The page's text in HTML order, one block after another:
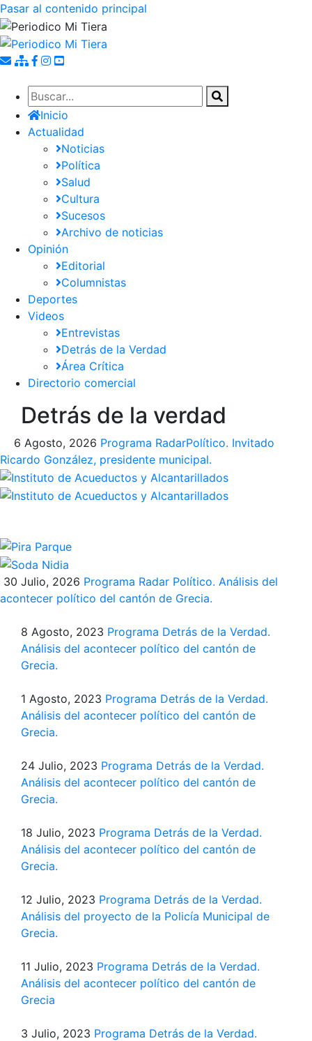
Pasar al contenido principal
Inicio
Actualidad
Noticias
Política
Salud
Cultura
Sucesos
Archivo de noticias
Opinión
Editorial
Columnistas
Deportes
Videos
Entrevistas
Detrás de la Verdad
Área Crítica
Directorio comercial
Detrás de la verdad
6 Agosto, 2026 Programa​ RadarPolítico​. Invitado
Ricardo González, presidente municipal.
30 Julio, 2026 Programa Radar Político. Análisis del
acontecer político del cantón de Grecia.
8 Agosto, 2023 Programa Detrás de la Verdad.
Análisis del acontecer político del cantón de
Grecia.
1 Agosto, 2023 Programa Detrás de la Verdad.
Análisis del acontecer político del cantón de
Grecia.
24 Julio, 2023 Programa Detrás de la Verdad.
Análisis del acontecer político del cantón de
Grecia.
18 Julio, 2023 Programa Detrás de la Verdad.
Análisis del acontecer político del cantón de
Grecia.
12 Julio, 2023 Programa Detrás de la Verdad.
Análisis del proyecto de la Policía Municipal de
Grecia.
11 Julio, 2023 Programa Detrás de la Verdad.
Análisis del acontecer político del cantón de
Grecia
3 Julio, 2023 Programa Detrás de la Verdad.